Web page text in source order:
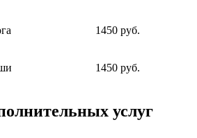
1450 руб.
1450 руб.
услуг